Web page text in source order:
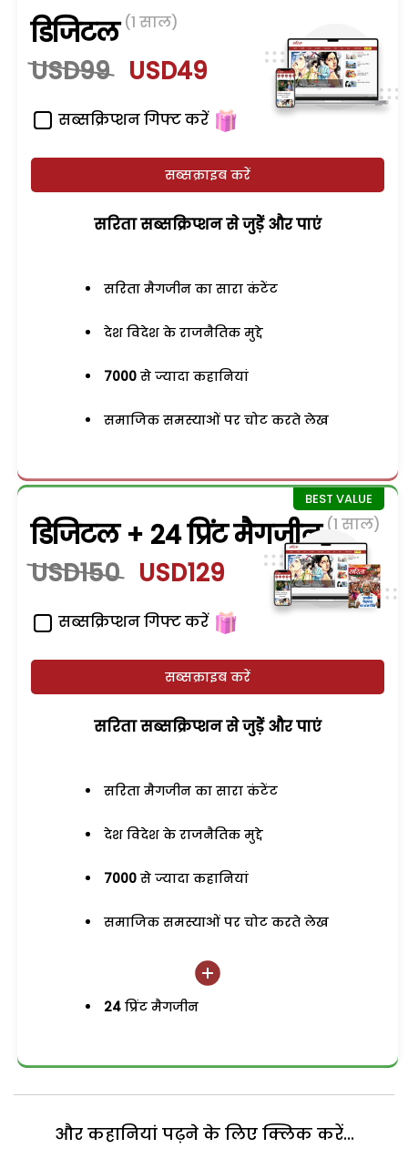
डिजिटल (1 साल)
USD99 USD49
सब्सक्रिप्शन गिफ्ट करें
सब्सक्राइब करें
सरिता सब्सक्रिप्शन से जुड़ेें और पाएं
सरिता मैगजीन का सारा कंटेंट
देश विदेश के राजनैतिक मुद्दे
7000 से ज्यादा कहानियां
समाजिक समस्याओं पर चोट करते लेख
डिजिटल + 24 प्रिंट मैगजीन (1 साल)
USD150 USD129
सब्सक्रिप्शन गिफ्ट करें
सब्सक्राइब करें
सरिता सब्सक्रिप्शन से जुड़ेें और पाएं
सरिता मैगजीन का सारा कंटेंट
देश विदेश के राजनैतिक मुद्दे
7000 से ज्यादा कहानियां
समाजिक समस्याओं पर चोट करते लेख
24 प्रिंट मैगजीन
और कहानियां पढ़ने के लिए क्लिक करें...